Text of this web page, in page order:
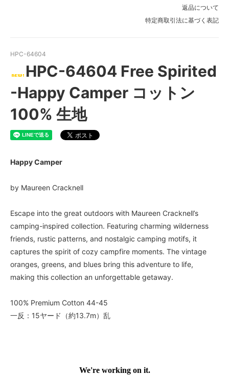
返品について
特定商取引法に基づく表記
HPC-64604
HPC-64604 Free Spirited
-Happy Camper コットン
100% 生地
Happy Camper
by Maureen Cracknell
Escape into the great outdoors with Maureen Cracknell’s
camping-inspired collection. Featuring charming wilderness
friends, rustic patterns, and nostalgic camping motifs, it
captures the spirit of cozy campfire moments. The vintage
oranges, greens, and blues bring this adventure to life,
making this collection an unforgettable getaway.
100% Premium Cotton 44-45
一反：15ヤード（約13.7m）乱